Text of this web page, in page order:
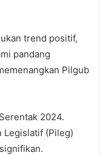
trend positif,
pandang
Pilgub
2024.
Legislatif (Pileg)